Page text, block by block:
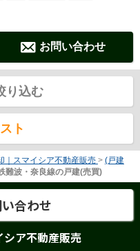
お問い合わせ
り込む
ト
｜スマイシア不動産販売 > (戸建
難波・奈良線の戸建(売買)
合わせ
ア不動産販売